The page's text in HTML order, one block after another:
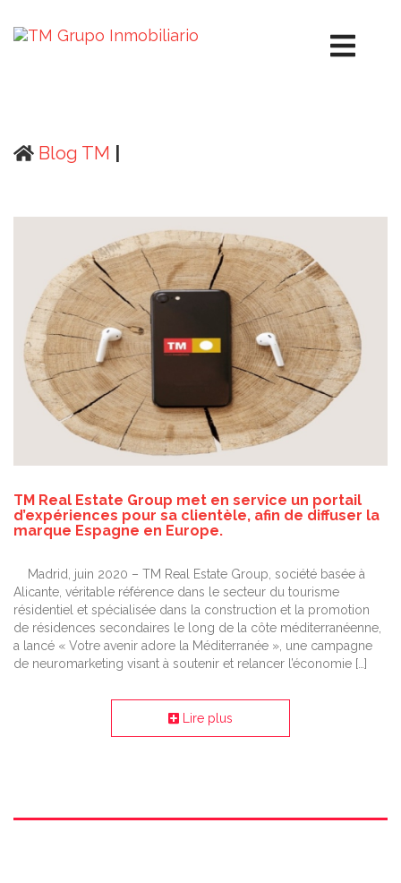
Blog TM
TM Real Estate Group met en service un portail
d’expériences pour sa clientèle, afin de diffuser la
marque Espagne en Europe.
Madrid, juin 2020 – TM Real Estate Group, société basée à
Alicante, véritable référence dans le secteur du tourisme
résidentiel et spécialisée dans la construction et la promotion
de résidences secondaires le long de la côte méditerranéenne,
a lancé « Votre avenir adore la Méditerranée », une campagne
de neuromarketing visant à soutenir et relancer l’économie […]
Lire plus